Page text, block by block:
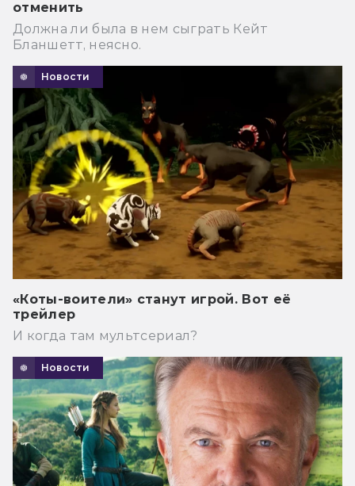
отменить
Должна ли была в нем сыграть Кейт
Бланшетт, неясно.
Новости
«Коты-воители» станут игрой. Вот её
трейлер
И когда там мультсериал?
Новости